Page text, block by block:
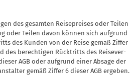
des ge­samten Reisepreises oder Teilen
oder Teilen davon können sich aufgrund
des Kunden von der Reise gemäß Ziffer
des berechtigen Rücktritts des Reisever-
AGB oder aufgrund einer Absage der
gemäß Ziffer 6 dieser AGB ergeben.